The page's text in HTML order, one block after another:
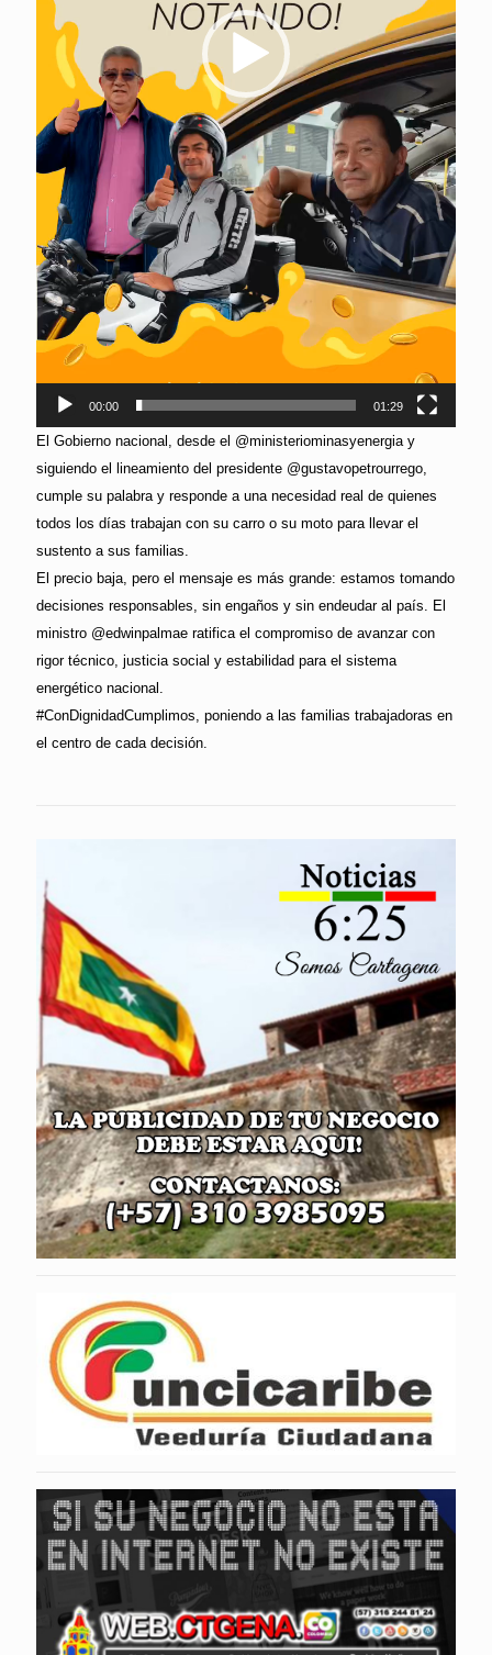
00:00 01:29
El Gobierno nacional, desde el @ministeriominasyenergia y
siguiendo el lineamiento del presidente @gustavopetrourrego,
cumple su palabra y responde a una necesidad real de quienes
todos los días trabajan con su carro o su moto para llevar el
sustento a sus familias.
El precio baja, pero el mensaje es más grande: estamos tomando
decisiones responsables, sin engaños y sin endeudar al país. El
ministro @edwinpalmae ratifica el compromiso de avanzar con
rigor técnico, justicia social y estabilidad para el sistema
energético nacional.
#ConDignidadCumplimos, poniendo a las familias trabajadoras en
el centro de cada decisión.